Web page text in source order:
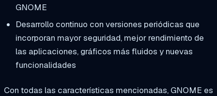
GNOME
Desarrollo continuo con versiones periódicas que
incorporan mayor seguridad, mejor rendimiento de
las aplicaciones, gráficos más fluidos y nuevas
funcionalidades
Con todas las características mencionadas, GNOME es